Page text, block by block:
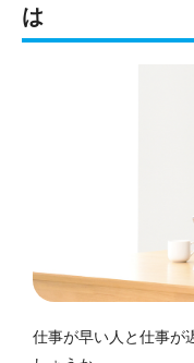
は
仕事が早い人と仕事が